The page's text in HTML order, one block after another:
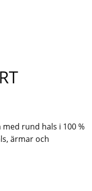
rund hals i 100 %
ärmar och